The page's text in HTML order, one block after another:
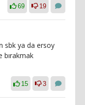
69 19
sbk ya da ersoy
bırakmak
15 3